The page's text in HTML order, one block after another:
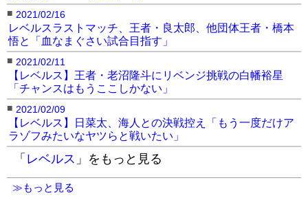
■ 2021/02/16
レベルスラストマッチ、王者・良太郎、他団体王者・橋本
悟と「血なまぐさい試合目指す」
■ 2021/02/11
【レベルス】王者・老沼隆斗にリベンジ挑戦の白幡裕星
「チャンスはもうここしかない」
■ 2021/02/09
【レベルス】日菜太、海人との決戦控え「もう一度だけア
ラゾフみたいなヤツらと戦いたい」
「 レベルス 」をもっと見る
≫もっと見る